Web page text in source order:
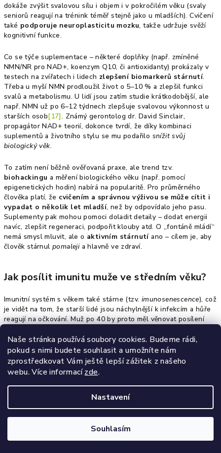
Naše stránka používá soubory cookies. Budeme rádi,
pokud s nimi budete souhlasit a umožníte nám
zprostředkovat Vám ještě lepší zážitek z našeho
webu.Více informacízde.
Nastavení
Souhlasím
dokáže zvýšit svalovou sílu i objem i v pokročilém věku (svaly
seniorů reagují na trénink téměř stejně jako u mladších). Cvičení
také podporuje neuroplasticitu mozku, takže udržuje svěží
kognitivní funkce.
Co se týče suplementace – některé doplňky (např. zmíněné
NMN/NR pro NAD+, koenzym Q10, či antioxidanty) prokázaly v
testech na zvířatech i lidech zlepšení biomarkerů stárnutí.
Třeba u myší NMN prodloužil život o 5–10 % a zlepšil funkci
svalů a metabolismu. U lidí jsou zatím studie krátkodobější, ale
např. NMN už po 6–12 týdnech zlepšuje svalovou výkonnost u
starších osob[17]. Známý gerontolog dr. David Sinclair,
propagátor NAD+ teorií, dokonce tvrdí, že díky kombinaci
suplementů a životního stylu se mu podařilo snížit svůj
biologický věk.
To zatím není běžně ověřovaná praxe, ale trend tzv.
biohackingu a měření biologického věku (např. pomocí
epigenetických hodin) nabírá na popularitě. Pro průměrného
člověka platí, že cvičením a správnou výživou se může cítit i
vypadat o několik let mladší, než by odpovídalo jeho pasu.
Suplementy pak mohou pomoci doladit detaily – dodat energii
navíc, zlepšit regeneraci, podpořit klouby atd. O „fontáně mládí“
nemá smysl mluvit, ale o aktivním stárnutíano – cílem je, aby
člověk stárnul pomalejia hlavně ve zdraví.
Jak posílit imunitu muže ve středním věku?
Imunitní systém s věkem také stárne (tzv. imunosenescence), což
je vidět na tom, že starší lidé jsou náchylnější k infekcím a hůře
reagují na očkování. Muž po 40 by proto měl věnovat posílení
prevenci rakoviny (imunita dohlíží na likvidaci prekarcerózních
buněk).
Základy imunity se opět kryjí s tím, co jsme probírali:
pravidelný pohyb
přetrénování nebo sedavý způsob ji oslabuje),
chronický stres(kortizol dlouhodobě potlačuje imunitní reakce)
akvalitní spánek(během něj dochází k obnově imunitních